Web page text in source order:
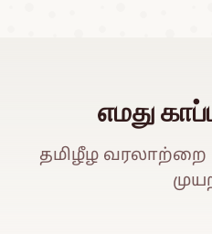
எமது
தமிழீழ வரலாற்றை